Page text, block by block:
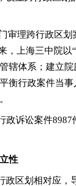
审理跨行政区
，上海三中院
辖体系；建立
衡行政案件当
诉讼案件8987
性
政区划相对应